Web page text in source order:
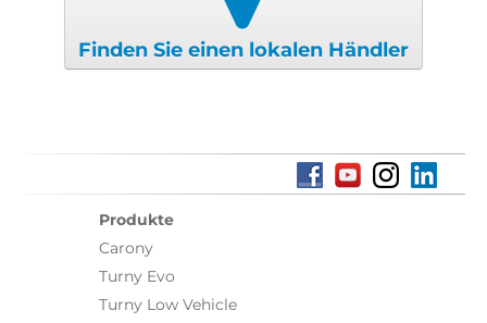
Finden Sie einen lokalen Händler
Produkte
Carony
Turny Evo
Turny Low Vehicle